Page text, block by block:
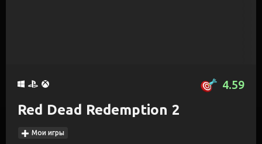
4.59
Red Dead Redemption 2
Мои игры